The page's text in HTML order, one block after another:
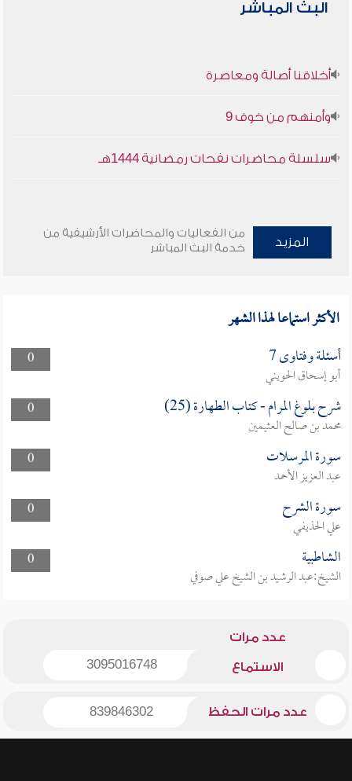
البث المباشر
أخلاقنا أصالة ومعاصرة
وأمنهم من خوف 9
سلسلة محاضرات نفحات رمضانية 1444هـ
المزيد
من الفعاليات والمحاضرات الأرشيفية من
خدمة البث المباشر
الأكثر استماعا لهذا الشهر
0 أسئلة وفتاوى 7
أبو إسحاق الحويني
0
شرح بلوغ المرام - كتاب الطهارة (25)
محمد بن صالح العثيمين
0
سورة المرسلات
عبد العزيز الأحمد
0
سورة الشرح
علي الحذيفي
0
الشاطبية
الشيخ:عبد الرشيد بن الشيخ علي صوفي
عدد مرات
الاستماع 3095016748
عدد مرات الحفظ 839846302